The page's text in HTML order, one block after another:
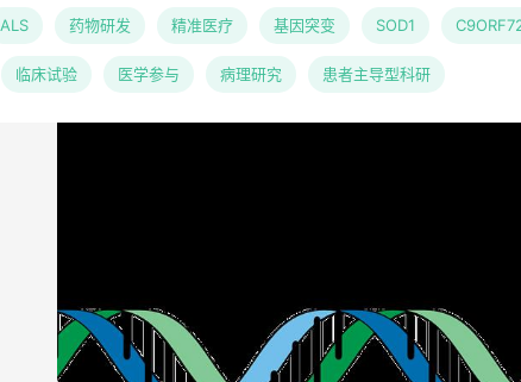
ALS 药物研发 精准医疗 基因突变 SOD1
临床试验 医学参与 病理研究 患者主导型科研